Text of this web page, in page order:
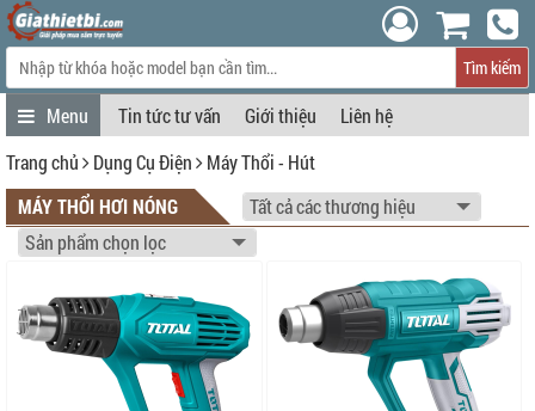
Tìm kiếm
Tin tức tư vấn Giới thiệu
Liên hệ
Trang chủ
Dụng Cụ Điện
Máy Thổi - Hút
MÁY THỔI HƠI NÓNG